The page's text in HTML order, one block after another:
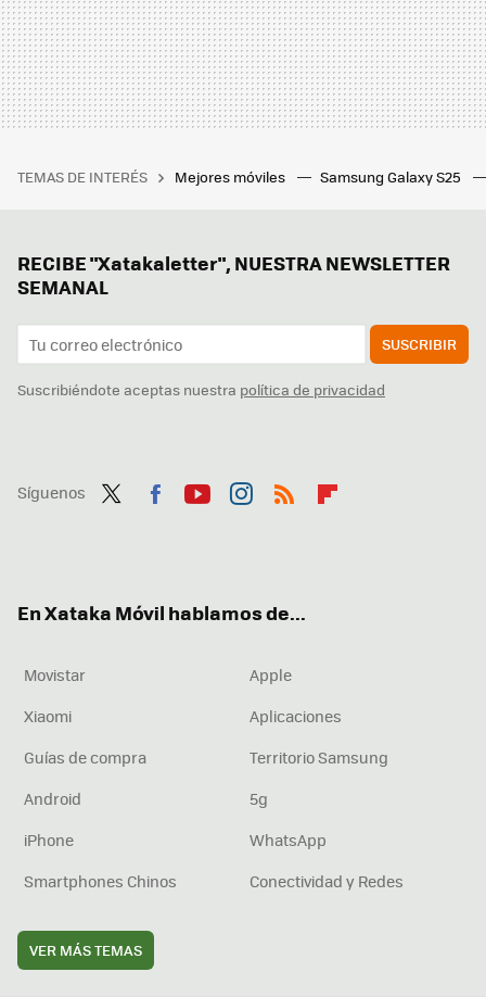
TEMAS DE INTERÉS Mejores móviles Samsung Galaxy S25
RECIBE "Xatakaletter", NUESTRA NEWSLETTER
SEMANAL
SUSCRIBIR
Suscribiéndote aceptas nuestra política de privacidad
Síguenos
En Xataka Móvil hablamos de...
Movistar
Apple
Xiaomi
Aplicaciones
Guías de compra
Territorio Samsung
Android
5g
iPhone
WhatsApp
Smartphones Chinos
Conectividad y Redes
VER MÁS TEMAS